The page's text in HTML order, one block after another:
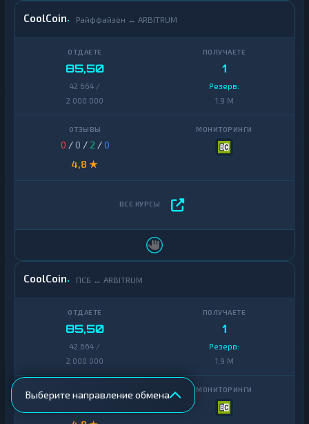
CoolCoin Райффайзен ↔ ARBITRUM
85,50
42 664 /
2 000 000
1
Резерв:
1,9 M
0 / 0 / 2 /0
4,8 ★
CoolCoin ПСБ ↔ ARBITRUM
85,50
42 664 /
2 000 000
1
Резерв:
1,9 M
Выберите направление обмена